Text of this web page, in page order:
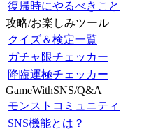
復帰時にやるべきこと
攻略/お楽しみツール
クイズ＆検定一覧
ガチャ限チェッカー
降臨運極チェッカー
GameWithSNS/Q&A
モンストコミュニティ
SNS機能とは？